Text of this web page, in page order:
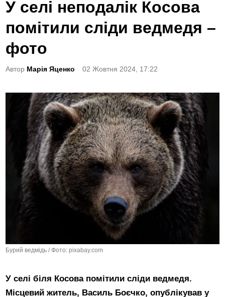
s
e
d
i
У селі неподалік Косова
помітили сліди ведмедя –
фото
Автор Марія Яценко 02 Жовтня 2024, 17:22
Бурий ведмідь / Фото: pixabay.com
У селі біля Косова помітили сліди ведмедя.
Місцевий житель, Василь Боєчко, опублікував у